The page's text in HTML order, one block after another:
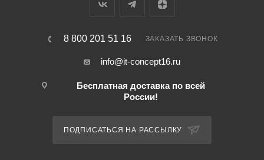
8 800 201 51 16 ЗАКАЗАТЬ ЗВОНОК
info@it-concept16.ru
Бесплатная доставка по всей
России!
ПОДПИСАТЬСЯ НА РАССЫЛКУ